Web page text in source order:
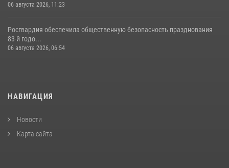
06 августа 2026, 11:23
Росгвардия обеспечила общественную безопасность празднования
83-й годо...
06 августа 2026, 06:54
НАВИГАЦИЯ
Новости
Карта сайта